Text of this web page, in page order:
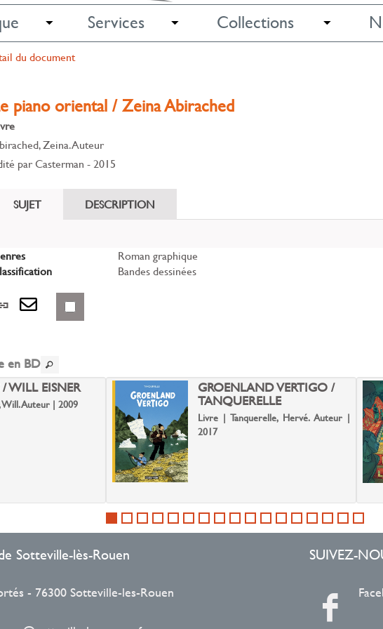
du document
Services Collections
piano oriental / Zeina Abirached
Zeina. Auteur
parCasterman - 2015
SUJET DESCRIPTION
Roman graphique
Bandes dessinées
Lien
permanent
(Nouvelle
fenêtre)
Envoyer
par
mail
en BD
/ WILL EISNER
Will. Auteur | 2009
GROENLAND VERTIGO /
TANQUERELLE
Livre | Tanquerelle, Hervé. Auteur |
2017
Sotteville-lès-Rouen
- 76300 Sotteville-les-Rouen
SUIVEZ-